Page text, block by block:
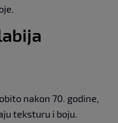
nakon 70. godine,
teksturu i boju.